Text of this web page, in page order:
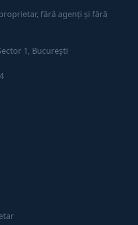
fără agenți și fără
1, București